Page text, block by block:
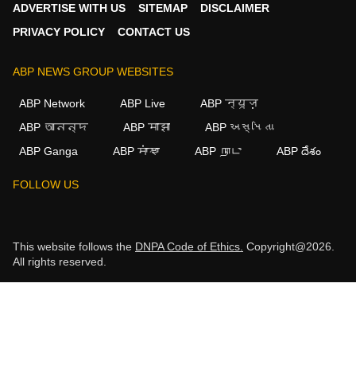
ADVERTISE WITH US
SITEMAP
DISCLAIMER
PRIVACY POLICY
CONTACT US
ABP NEWS GROUP WEBSITES
ABP Network ABP Live
ABP न्यूज़
ABP আনন্দ
ABP माझा
ABP અસ્મિતા
ABP Ganga
ABP ਸਾਂਝਾ ABP நாடு ABP దేశం
FOLLOW US
This website follows the DNPA Code of Ethics. Copyright@2026.
All rights reserved.